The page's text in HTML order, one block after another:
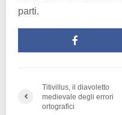
parti.
Titivillus, il diavoletto
medievale degli errori
ortografici